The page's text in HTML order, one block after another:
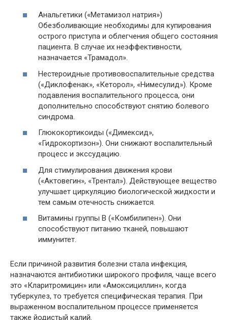
Анальгетики («Метамизол натрия»)
Обезболивающие необходимы для купирования
острого приступа и облегчения общего состояния
пациента. В случае их неэффективности,
назначается «Трамадол».
Нестероидные противовоспалительные средства
(«Диклофенак», «Кеторол», «Нимесулид»). Кроме
подавления воспалительного процесса, они
дополнительно способствуют снятию болевого
синдрома.
Глюкокортикоиды («Димексид»,
«Гидрокортизон»). Они снижают воспалительный
процесс и экссудацию.
Для стимулирования движения крови
(«Актовегин», «Трентал»). Действующее вещество
улучшает циркуляцию биологической жидкости и
тем самым отечность снижается.
Витамины группы В («Комбилипен»). Они
способствуют питанию тканей, повышают
иммунитет.
Если причиной развития болезни стала инфекция,
назначаются антибиотики широкого профиля, чаще всего
это «Кларитромицин» или «Амоксициллин», когда
туберкулез, то требуется специфическая терапия. При
выраженном воспалительном процессе применяется
также йодистый калий.